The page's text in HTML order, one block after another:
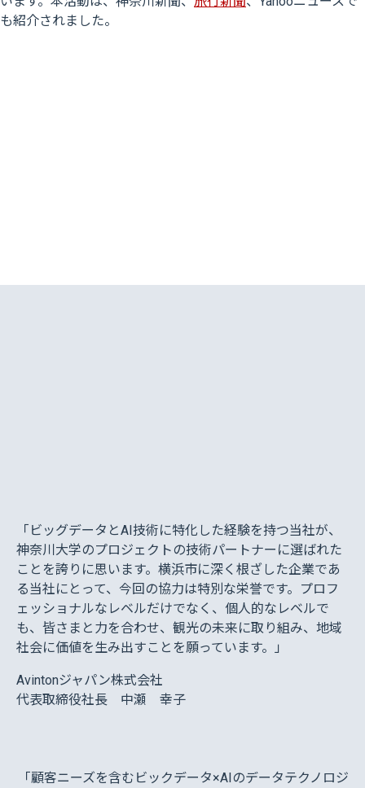
も紹介されました。
「ビッグデータとAI技術に特化した経験を持つ当社が、
神奈川大学のプロジェクトの技術パートナーに選ばれた
ことを誇りに思います。横浜市に深く根ざした企業であ
る当社にとって、今回の協力は特別な栄誉です。プロフ
ェッショナルなレベルだけでなく、個人的なレベルで
も、皆さまと力を合わせ、観光の未来に取り組み、地域
社会に価値を生み出すことを願っています。」
Avintonジャパン株式会社
代表取締役社長 中瀬 幸子
「顧客ニーズを含むビックデータ×AIのデータテクノロジ